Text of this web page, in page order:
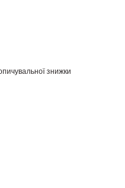
знижки